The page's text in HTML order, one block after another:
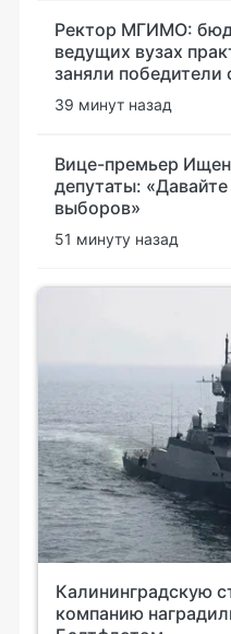
Ректор МГИМО:
ведущих вузах
заняли
39 минут назад
Вице-премьер
депутаты:
выборов»
51 минуту назад
Калининградскую
компанию